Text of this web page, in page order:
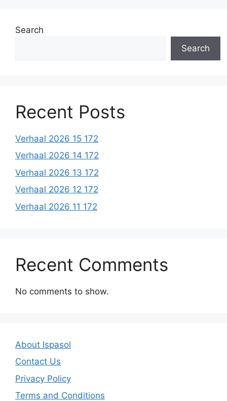
Search
Search
Recent Posts
Verhaal 2026 15 172
Verhaal 2026 14 172
Verhaal 2026 13 172
Verhaal 2026 12 172
Verhaal 2026 11 172
Recent Comments
No comments to show.
About Ispasol
Contact Us
Privacy Policy
Terms and Conditions